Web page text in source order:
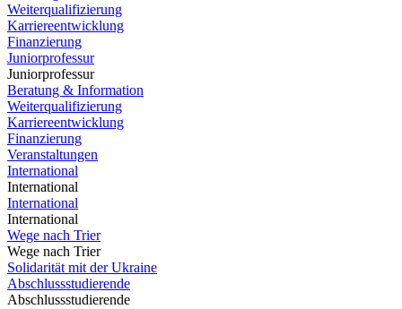
Weiterqualifizierung
Karriereentwicklung
Finanzierung
Juniorprofessur
Juniorprofessur
Beratung & Information
Weiterqualifizierung
Karriereentwicklung
Finanzierung
Veranstaltungen
International
International
International
International
Wege nach Trier
Wege nach Trier
Solidarität mit der Ukraine
Abschlussstudierende
Abschlussstudierende